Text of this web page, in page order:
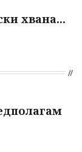
хвана...